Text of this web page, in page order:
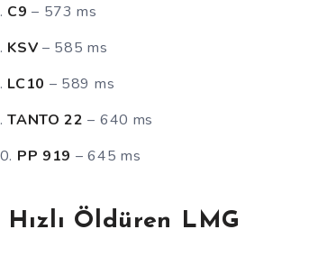
C9– 573 ms
KSV – 585 ms
LC10 – 589 ms
TANTO 22 – 640 ms
PP 919 – 645 ms
Hızlı Öldüren LMG